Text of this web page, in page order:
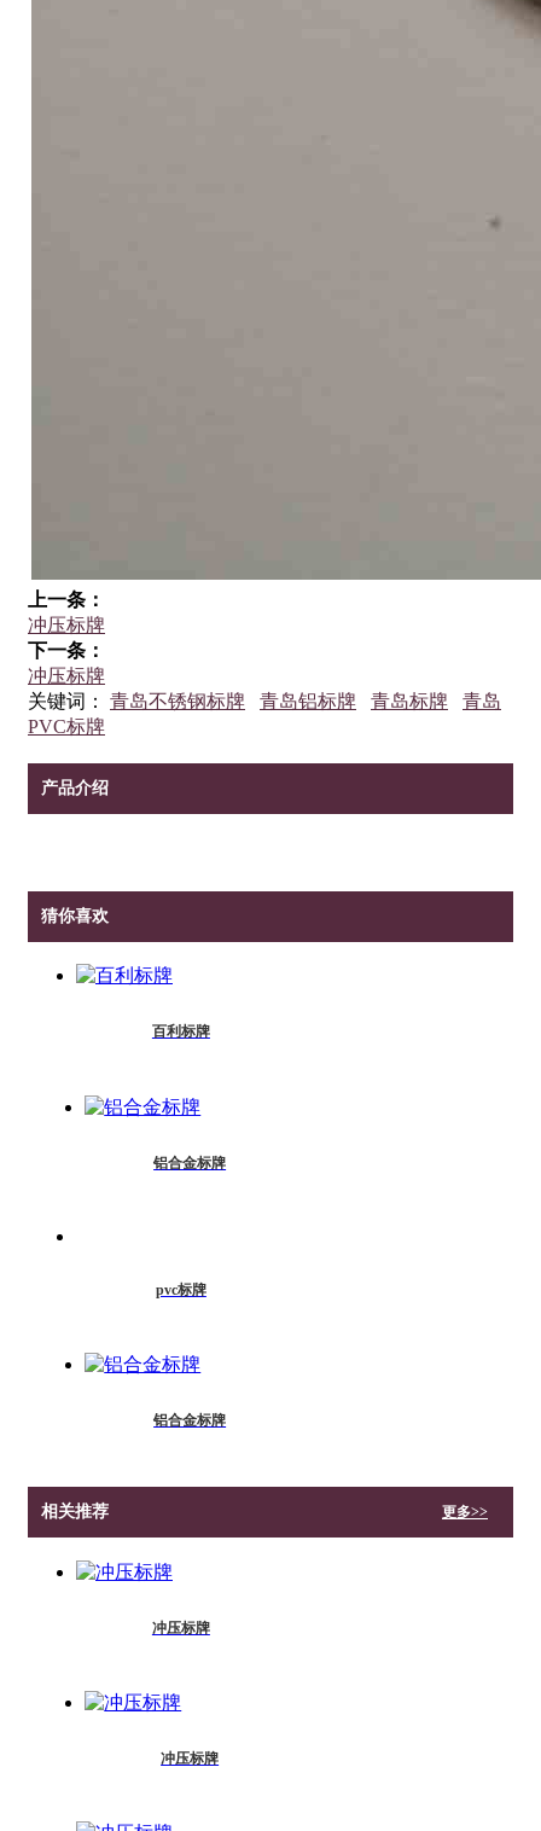
上一条：
冲压标牌
下一条：
冲压标牌
关键词： 青岛不锈钢标牌 青岛铝标牌 青岛标牌
青岛
PVC标牌
产品介绍
猜你喜欢
百利标牌
铝合金标牌
pvc标牌
铝合金标牌
相关推荐 更多>>
冲压标牌
冲压标牌